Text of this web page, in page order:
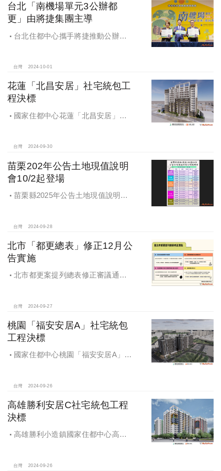
台北「南機場單元3公辦都
更」由將捷集團主導
台北住都中心攜手將捷推動公辦都
台灣 2024-10-01
花蓮「北昌安居」社宅統包工
程決標
國家住都中心花蓮「北昌安居」社
台灣 2024-09-30
苗栗202年公告土地現值說明
會10/2起登場
苗栗縣2025年公告土地現值說明會
台灣 2024-09-28
北市「都更總表」修正12月公
告實施
北市都更案提列總表修正審議通過
台灣 2024-09-27
桃園「福安安居A」社宅統包
工程決標
國家住都中心桃園「福安安居A」社
台灣 2024-09-26
高雄勝利安居C社宅統包工程
決標
高雄勝利小造鎮國家住都中心高雄
台灣 2024-09-26